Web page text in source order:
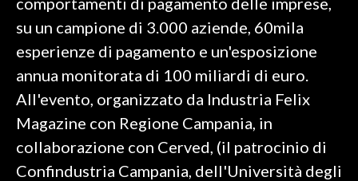
SARDEGNA TURISMO
SARDI NEL MONDO
NOTIZIE
EVENTI
su un campione di 3.000 aziende, 60mila
esperienze di pagamento e un'esposizione
annua monitorata di 100 miliardi di euro.
All'evento, organizzato da Industria Felix
Magazine con Regione Campania, in
collaborazione con Cerved, (il patrocinio di
Confindustria Campania, dell'Università degli